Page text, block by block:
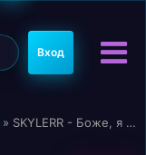
Вход
» SKYLERR - Боже, я вкохалася